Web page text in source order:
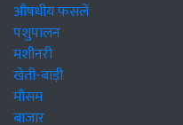
औषधीय फसलें
पशुपालन
मशीनरी
खेती-बाड़ी
मौसम
बाजार